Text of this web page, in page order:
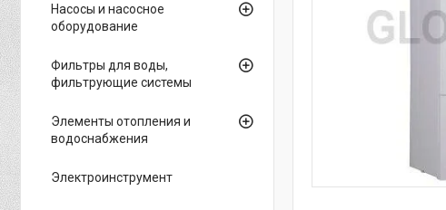
Насосы и насосное
оборудование
Фильтры для воды,
фильтрующие системы
Элементы отопления и
водоснабжения
Электроинструмент